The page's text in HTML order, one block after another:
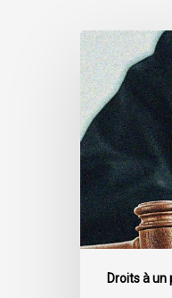
Droits à
La
Cour
de
cassation
confirme
l’obligation
stricte
de
divulguer
les
informations